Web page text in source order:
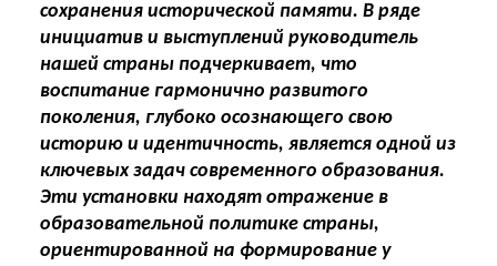
сохранения исторической памяти. В ряде
инициатив и выступлений руководитель
нашей страны подчеркивает, что
воспитание гармонично развитого
поколения, глубоко осознающего свою
историю и идентичность, является одной из
ключевых задач современного образования.
Эти установки находят отражение в
образовательной политике страны,
ориентированной на формирование у